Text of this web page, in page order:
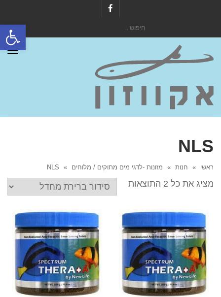
פתח
NLS
ראשי » חנות » מזונות -לדגי מים מתוקים / מלוחים »
NLS
מציג את כל 2 התוצאות